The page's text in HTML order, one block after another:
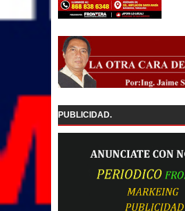
PUBLICIDAD.